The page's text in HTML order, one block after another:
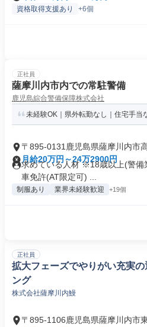
資格取得支援あり +6個
正社員
薩摩川内市内での常駐警備
鹿児島綜合警備保障株式会社
未経験OK｜県外転勤なし｜住宅手当
〒895-0131鹿児島県薩摩川内市
月給20万円～24万2900円
求めている人材 ※18歳以上(警
車免許(AT限定可) ...
制服あり 業界未経験歓迎 +19個
正社員
拡大フェーズでやりがい充実
ング
株式会社薩摩川内鰻
〒895-1106鹿児島県薩摩川内市